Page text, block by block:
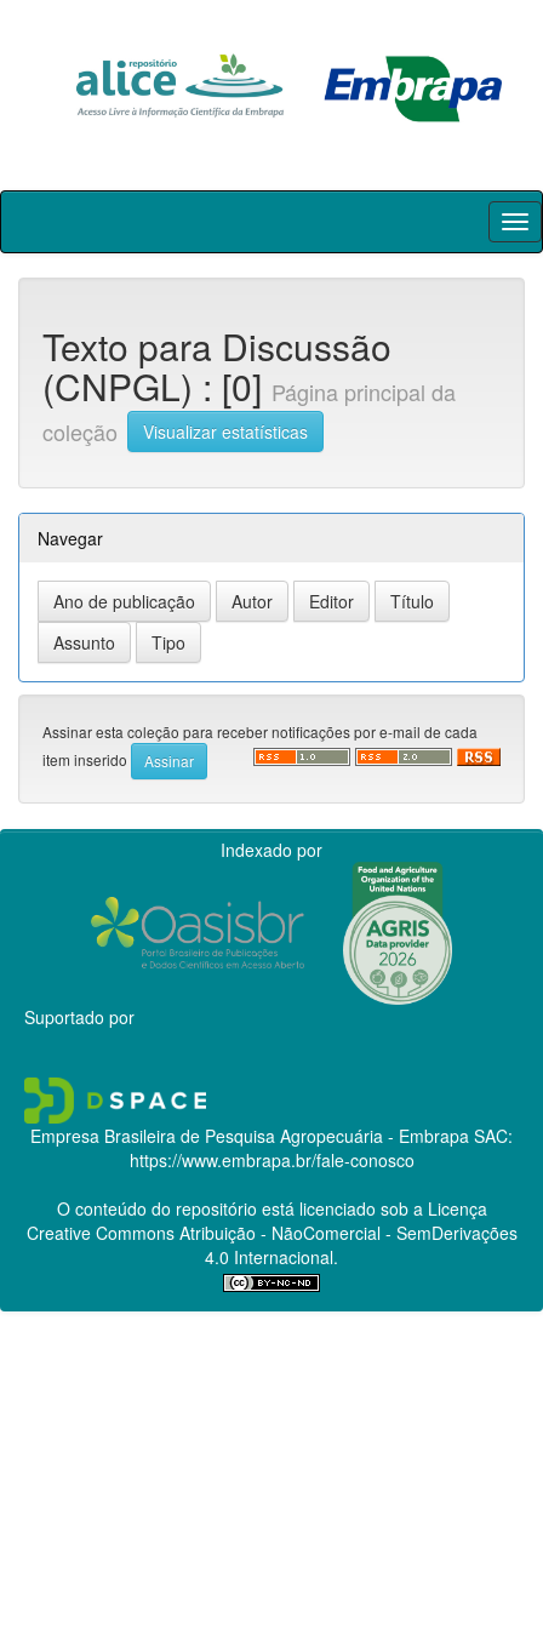
Skip
Texto para Discussão
(CNPGL) : [0] Página principal da
coleção
Visualizar estatísticas
Navegar
Assinar esta coleção para receber notificações por e-mail de cada
item inserido
Indexado por
Suportado por
Empresa Brasileira de Pesquisa Agropecuária - Embrapa SAC:
https://www.embrapa.br/fale-conosco
O conteúdo do repositório está licenciado sob a Licença
Creative CommonsAtribuição - NãoComercial - SemDerivações
4.0 Internacional.